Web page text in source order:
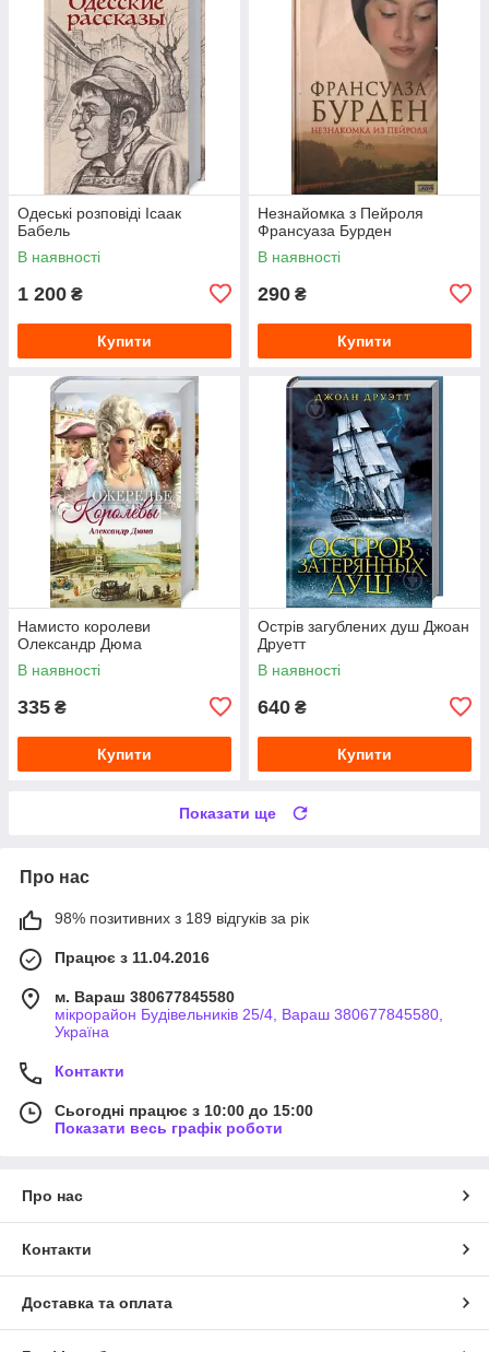
Одеські розповіді Ісаак
Бабель
В наявності
1 200 ₴
Купити
Незнайомка з Пейроля
Франсуаза Бурден
В наявності
290 ₴
Купити
Намисто королеви
Олександр Дюма
В наявності
335 ₴
Купити
Острів загублених душ Джоан
Друетт
В наявності
640 ₴
Купити
Показати ще
Про нас
98% позитивних з 189 відгуків за рік
Працює з 11.04.2016
м. Вараш 380677845580
мікрорайон Будівельників 25/4, Вараш 380677845580,
Україна
Контакти
Сьогодні працює з 10:00 до 15:00
Показати весь графік роботи
Про нас
Контакти
Доставка та оплата